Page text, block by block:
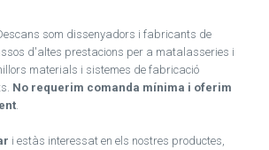
som dissenyadors i fabricants de
d'altes prestacions per a matalasseries i
materials i sistemes de fabricació
No requerim comanda mínima i oferim
i estàs interessat en els nostres productes,